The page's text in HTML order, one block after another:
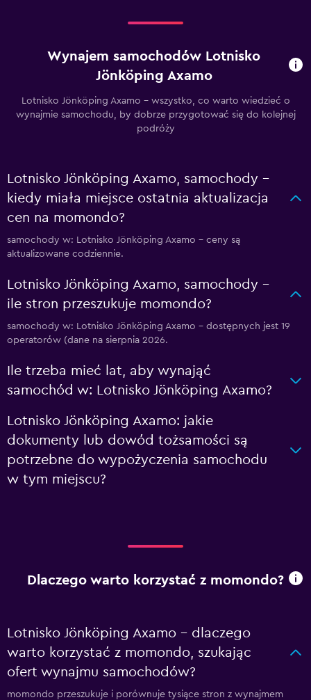
Wynajem samochodów Lotnisko
Jönköping Axamo
Lotnisko Jönköping Axamo – wszystko, co warto wiedzieć o
wynajmie samochodu, by dobrze przygotować się do kolejnej
podróży
Lotnisko Jönköping Axamo, samochody –
kiedy miała miejsce ostatnia aktualizacja
cen na momondo?
samochody w: Lotnisko Jönköping Axamo – ceny są
aktualizowane codziennie.
Lotnisko Jönköping Axamo, samochody –
ile stron przeszukuje momondo?
samochody w: Lotnisko Jönköping Axamo – dostępnych jest 19
operatorów (dane na sierpnia 2026.
Ile trzeba mieć lat, aby wynająć
samochód w: Lotnisko Jönköping Axamo?
Lotnisko Jönköping Axamo: jakie
dokumenty lub dowód tożsamości są
potrzebne do wypożyczenia samochodu
w tym miejscu?
Dlaczego warto korzystać z momondo?
Lotnisko Jönköping Axamo – dlaczego
warto korzystać z momondo, szukając
ofert wynajmu samochodów?
momondo przeszukuje i porównuje tysiące stron z wynajmem